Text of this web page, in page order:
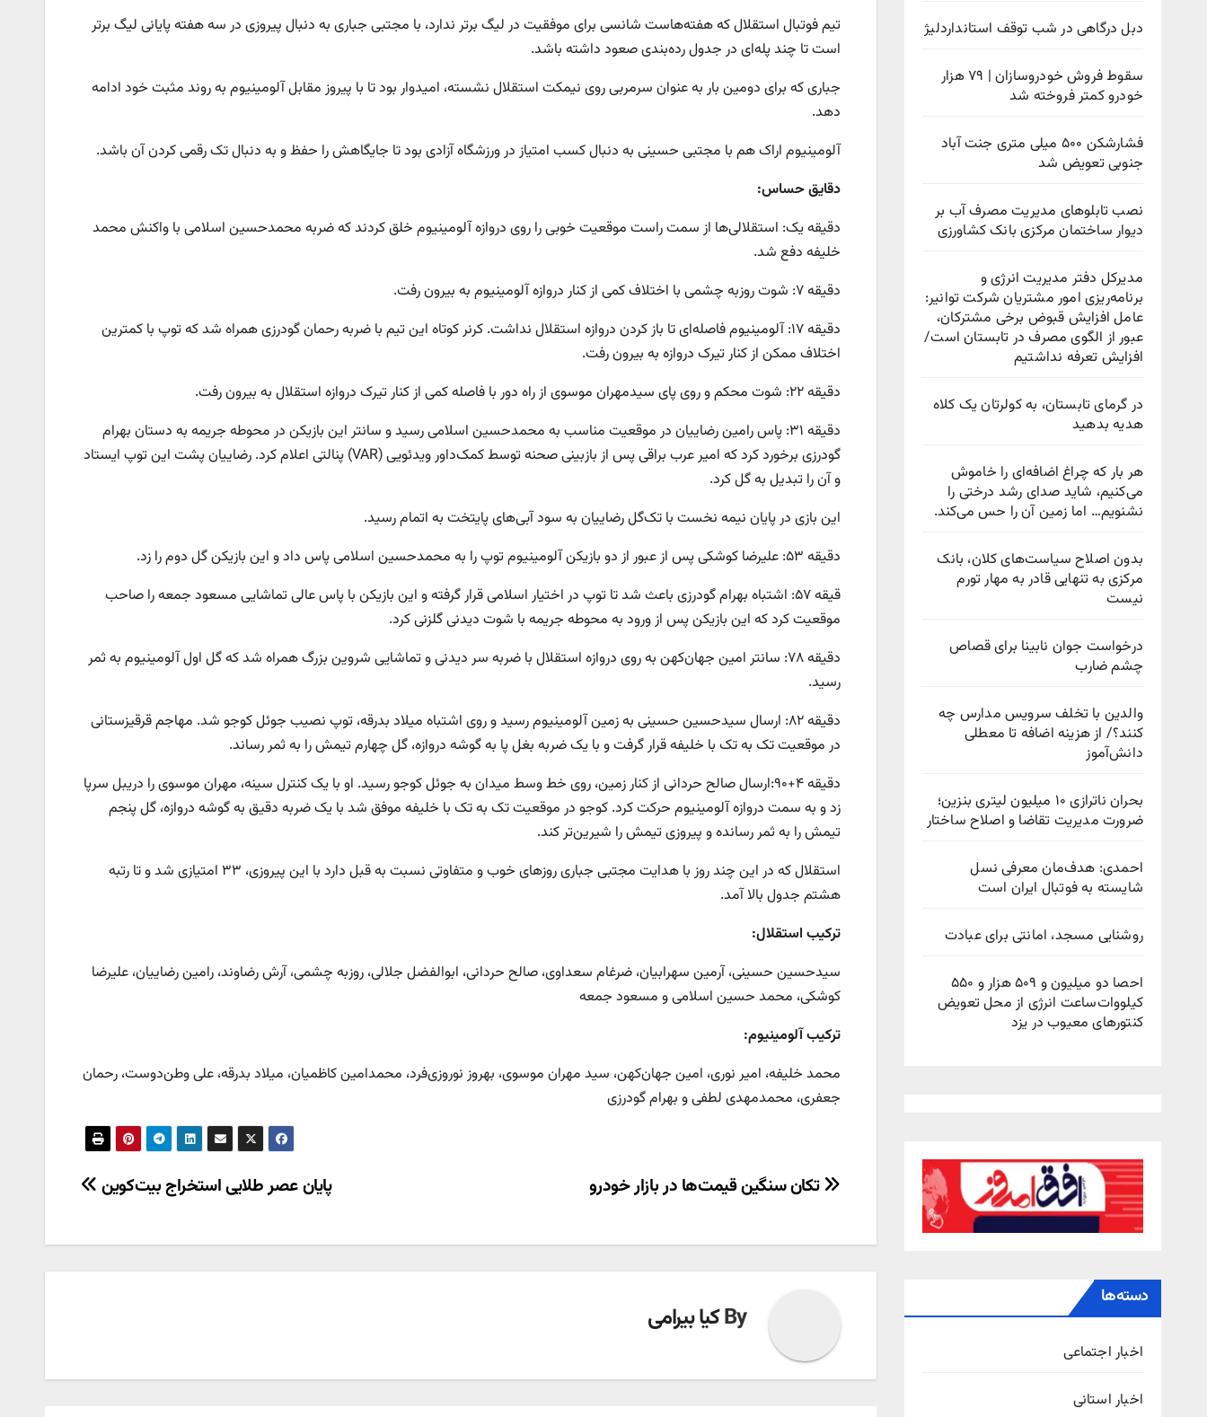
دبل درگاهی در شب توقف استانداردلیژ
سقوط فروش خودروسازان | ۷۹ هزار
خودرو کمتر فروخته شد
فشارشکن ۵۰۰ میلی متری جنت آباد
جنوبی تعویض شد
نصب تابلوهای مدیریت مصرف آب بر
دیوار ساختمان مرکزی بانک کشاورزی
مدیرکل دفتر مدیریت انرژی و
برنامه‌ریزی امور مشتریان شرکت توانیر:
عامل افزایش قبوض برخی مشترکان،
عبور از الگوی مصرف در تابستان است/
افزایش تعرفه نداشتیم
در گرمای تابستان، به کولرتان یک کلاه
هدیه بدهید
هر بار که چراغ اضافه‌ای را خاموش
می‌کنیم، شاید صدای رشد درختی را
نشنویم… اما زمین آن را حس می‌کند.
بدون اصلاح سیاست‌های کلان، بانک
مرکزی به تنهایی قادر به مهار تورم
نیست
درخواست جوان نابینا برای قصاص
چشم ضارب
والدین با تخلف سرویس مدارس چه
کنند؟/ از هزینه اضافه تا معطلی
دانش‌آموز
بحران ناترازی ۱۰ میلیون لیتری بنزین؛
ضرورت مدیریت تقاضا و اصلاح ساختار
احمدی: هدف‌مان معرفی نسل
شایسته به فوتبال ایران است
روشنایی مسجد، امانتی برای عبادت
احصا دو میلیون و ۵۰۹ هزار و ۵۵۰
کیلووات‌ساعت انرژی از محل تعویض
کنتورهای معیوب در یزد
دسته‌ها
اخبار اجتماعی
اخبار استانی
تیم فوتبال استقلال که هفته‌هاست شانسی برای موفقیت در لیگ برتر ندارد، با مجتبی جباری به دنبال پیروزی در سه هفته پایانی لیگ برتر
است تا چند پله‌ای در جدول رده‌بندی صعود داشته باشد.
جباری که برای دومین بار به عنوان سرمربی روی نیمکت استقلال نشسته، امیدوار بود تا با پیروز مقابل آلومینیوم به روند مثبت خود ادامه
دهد.
آلومینیوم اراک هم با مجتبی حسینی به دنبال کسب امتیاز در ورزشگاه آزادی بود تا جایگاهش را حفظ و به دنبال تک رقمی کردن آن باشد.
دقایق حساس:
دقیقه یک: استقلالی‌ها از سمت راست موقعیت خوبی را روی دروازه آلومینیوم خلق کردند که ضربه محمدحسین اسلامی با واکنش محمد
خلیفه دفع شد.
دقیقه ۷: شوت روزبه چشمی با اختلاف کمی از کنار دروازه آلومینیوم به بیرون رفت.
دقیقه ۱۷: آلومینیوم فاصله‌ای تا باز کردن دروازه استقلال نداشت. کرنر کوتاه این تیم با ضربه رحمان گودرزی همراه شد که توپ با کمترین
اختلاف ممکن از کنار تیرک دروازه به بیرون رفت.
دقیقه ۲۲: شوت محکم و روی پای سیدمهران موسوی از راه دور با فاصله کمی از کنار تیرک دروازه استقلال به بیرون رفت.
دقیقه ۳۱: پاس رامین رضاییان در موقعیت مناسب به محمدحسین اسلامی رسید و سانتر این بازیکن در محوطه جریمه به دستان بهرام
گودرزی برخورد کرد که امیر عرب براقی پس از بازبینی صحنه توسط کمک‌داور ویدئویی (VAR) پنالتی اعلام کرد. رضاییان پشت این توپ ایستاد
و آن را تبدیل به گل کرد.
این بازی در پایان نیمه نخست با تک‌گل رضاییان به سود آبی‌های پایتخت به اتمام رسید.
دقیقه ۵۳: علیرضا کوشکی پس از عبور از دو بازیکن آلومینیوم توپ را به محمدحسین اسلامی پاس داد و این بازیکن گل دوم را زد.
قیقه ۵۷: اشتباه بهرام گودرزی باعث شد تا توپ در اختیار اسلامی قرار گرفته و این بازیکن با پاس عالی تماشایی مسعود جمعه را صاحب
موقعیت کرد که این بازیکن پس از ورود به محوطه جریمه با شوت دیدنی گلزنی کرد.
دقیقه ۷۸: سانتر امین جهان‌کهن به روی دروازه استقلال با ضربه سر دیدنی و تماشایی شروین بزرگ همراه شد که گل اول آلومینیوم به ثمر
رسید.
دقیقه ۸۲: ارسال سیدحسین حسینی به زمین آلومینیوم رسید و روی اشتباه میلاد بدرقه، توپ نصیب جوئل کوجو شد. مهاجم قرقیزستانی
در موقعیت تک به تک با خلیفه قرار گرفت و با یک ضربه بغل پا به گوشه دروازه، گل چهارم تیمش را به ثمر رساند.
دقیقه ۴+۹۰:ارسال صالح حردانی از کنار زمین، روی خط وسط میدان به جوئل کوجو رسید. او با یک کنترل سینه، مهران موسوی را دریبل سرپا
زد و به سمت دروازه آلومینیوم حرکت کرد. کوجو در موقعیت تک به تک با خلیفه موفق شد با یک ضربه دقیق به گوشه دروازه، گل پنجم
تیمش را به ثمر رسانده و پیروزی تیمش را شیرین‌تر کند.
استقلال که در این چند روز با هدایت مجتبی جباری روزهای خوب و متفاوتی نسبت به قبل دارد با این پیروزی، ۳۳ امتیازی شد و تا رتبه
هشتم جدول بالا آمد.
ترکیب استقلال:
سیدحسین حسینی، آرمین سهرابیان، ضرغام سعداوی، صالح حردانی، ابوالفضل جلالی، روزبه چشمی، آرش رضاوند، رامین رضاییان، علیرضا
کوشکی، محمد حسین اسلامی و مسعود جمعه
ترکیب آلومینیوم:
محمد خلیفه، امیر نوری، امین جهان‌کهن، سید مهران موسوی، بهروز نوروزی‌فرد، محمدامین کاظمیان، میلاد بدرقه، علی وطن‌دوست، رحمان
جعفری، محمدمهدی لطفی و بهرام گودرزی
راهبری
پایان عصر طلایی استخراج بیت‌کوین تکان سنگین قیمت‌ها در بازار خودرو
Byکیا بیرامی